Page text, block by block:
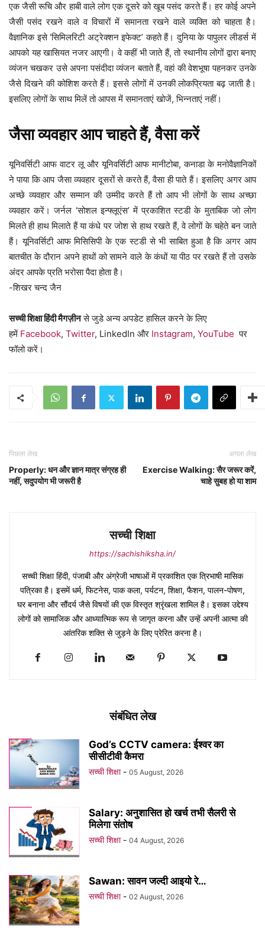
एक जैसी रूचि और हाबी वाले लोग एक दूसरे को खूब पसंद करते हैं। हर कोई अपने
जैसी पसंद रखने वाले व विचारों में समानता रखने वाले व्यक्ति को चाहता है।
वैज्ञानिक इसे ‘सिमिलरिटी अट्रेक्शन इफेक्ट’ कहते हैं। दुनिया के पापुलर लीडर्स में
आपको यह खासियत नजर आएगी। वे कहीं भी जाते हैं, तो स्थानीय लोगों द्वारा बनाए
व्यंजन चखकर उसे अपना पसंदीदा व्यंजन बताते हैं, वहां की वेशभूषा पहनकर उनके
जैसे दिखने की कोशिश करते हैं। इससे लोगों में उनकी लोकप्रियता बढ़ जाती है।
इसलिए लोगों के साथ मिलें तो आपस में समानताएं खोजें, भिन्नताएं नहीं।
जैसा व्यवहार आप चाहते हैं, वैसा करें
यूनिवर्सिटी आफ वाटर लू और यूनिवर्सिटी आफ मानीटोबा, कनाडा के मनोवैज्ञानिकों
ने पाया कि आप जैसा व्यवहार दूसरों से करते हैं, वैसा ही पाते हैं। इसलिए अगर आप
अच्छे व्यवहार और सम्मान की उम्मीद करते हैं तो आप भी लोगों के साथ अच्छा
व्यवहार करें। जर्नल ‘सोशल इन्फ्लूएंस’ में प्रकाशित स्टडी के मुताबिक जो लोग
मिलते ही हाथ मिलाते हैं या कंधे पर जोश से हाथ रखते हैं, वे लोगों के चहेते बन जाते
हैं। यूनिवर्सिटी आफ मिसिसिपी के एक स्टडी से भी साबित हुआ है कि अगर आप
बातचीत के दौरान अपने हाथों को सामने वाले के कंधों या पीठ पर रखते हैं तो उसके
अंदर आपके प्रति भरोसा पैदा होता है।
-शिखर चन्द जैन
सच्ची शिक्षा हिंदी मैगज़ीनसे जुडे अन्य अपडेट हासिल करने के लिए
हमें Facebook, Twitter, LinkedIn और Instagram, YouTube पर
फॉलो करें।
पिछला लेख
Properly: धन और ज्ञान मात्र संग्रह ही
नहीं, सदुपयोग भी जरूरी है
अगला लेख
Exercise Walking: सैर जरूर करें,
चाहे सुबह हो या शाम
सच्ची शिक्षा
https://sachishiksha.in/
सच्ची शिक्षा हिंदी, पंजाबी और अंग्रेजी भाषाओं में प्रकाशित एक त्रिभाषी मासिक
पत्रिका है। इसमें धर्म, फिटनेस, पाक कला, पर्यटन, शिक्षा, फैशन, पालन-पोषण,
घर बनाना और सौंदर्य जैसे विषयों की एक विस्तृत श्रृंखला शामिल है। इसका उद्देश्य
लोगों को सामाजिक और आध्यात्मिक रूप से जागृत करना और उन्हें अपनी आत्मा की
आंतरिक शक्ति से जुड़ने के लिए प्रेरित करना है।
संबंधित लेख
God’s CCTV camera: ईश्वर का
सीसीटीवी कैमरा
सच्ची शिक्षा - 05 August, 2026
Salary: अनुशासित हो खर्च तभी सैलरी से
मिलेगा संतोष
सच्ची शिक्षा - 04 August, 2026
Sawan: सावन जल्दी आइयो रे…
सच्ची शिक्षा - 02 August, 2026